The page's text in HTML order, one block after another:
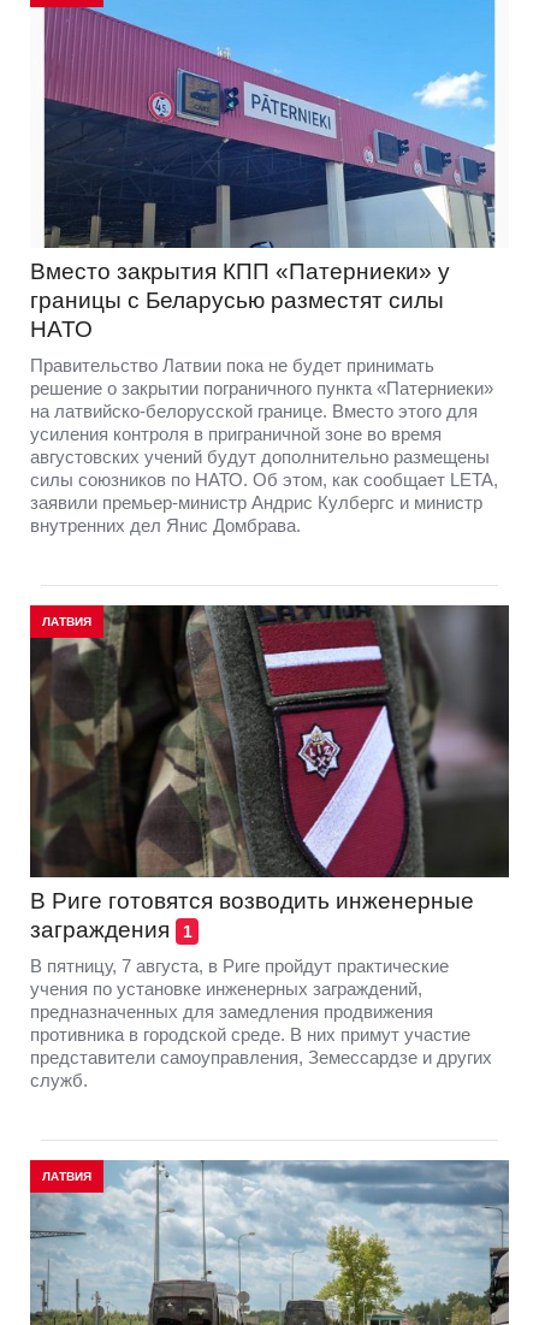
Вместо закрытия КПП «Патерниеки» у
границы с Беларусью разместят силы
НАТО
Правительство Латвии пока не будет принимать
решение о закрытии пограничного пункта «Патерниеки»
на латвийско-белорусской границе. Вместо этого для
усиления контроля в приграничной зоне во время
августовских учений будут дополнительно размещены
силы союзников по НАТО. Об этом, как сообщает LETA,
заявили премьер-министр Андрис Кулбергс и министр
внутренних дел Янис Домбрава.
ЛАТВИЯ
В Риге готовятся возводить инженерные
заграждения
1
В пятницу, 7 августа, в Риге пройдут практические
учения по установке инженерных заграждений,
предназначенных для замедления продвижения
противника в городской среде. В них примут участие
представители самоуправления, Земессардзе и других
служб.
ЛАТВИЯ